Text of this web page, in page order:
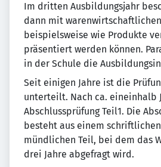
Im dritten Ausbildungsjahr
dann mit
beispielsweise wie Produkte
präsentiert werden können.
in der Schule die
Seit einigen Jahre ist die
unterteilt. Nach ca. eineinhalb
Abschlussprüfung Teil1. Die
besteht aus einem
mündlichen Teil, bei dem das
drei Jahre abgefragt wird.